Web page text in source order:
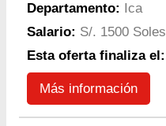
Departamento: Ica
Salario: S/. 1500 Soles
Esta oferta finaliza el:
Más información